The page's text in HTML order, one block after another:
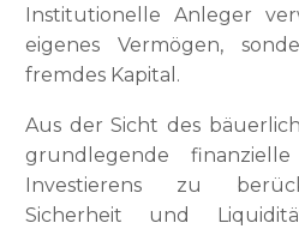
Institutionelle Anleger
eigenes Vermögen,
fremdes Kapital.
Aus der Sicht des
grundlegende
Investierens zu
Sicherheit und